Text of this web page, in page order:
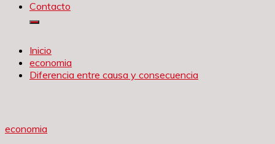
Contacto
Inicio
economia
Diferencia entre causa y consecuencia
economia